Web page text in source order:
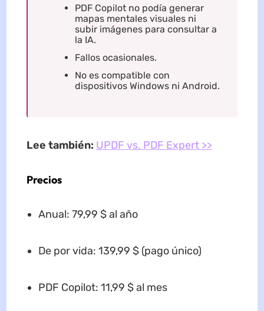
PDF Copilot no podía generar
mapas mentales visuales ni
subir imágenes para consultar a
la IA.
Fallos ocasionales.
No es compatible con
dispositivos Windows ni Android.
Lee también: UPDF vs. PDF Expert >>
Precios
Anual: 79,99 $ al año
De por vida: 139,99 $ (pago único)
PDF Copilot: 11,99 $ al mes